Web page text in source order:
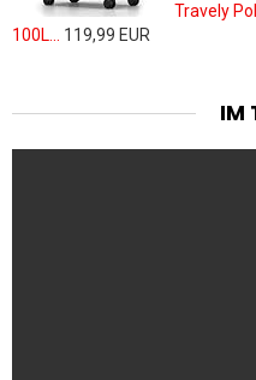
Travely
100L...
119,99 EUR
IM